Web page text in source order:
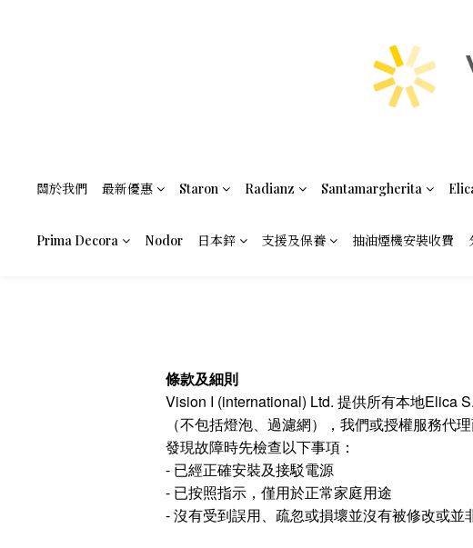
關於我們 最新優惠 Staron Radianz Santamargherita
Prima Decora Nodor 日本鋅 支援及保養 抽油煙機安裝收費
條款及細則
Vision I (international) Ltd. 提供所有本地Elica
（不包括燈泡、過濾網），我們或授權服務代
發現故障時先檢查以下事項：
- 已經正確安裝及接駁電源
- 已按照指示，僅用於正常家庭用途
- 沒有受到誤用、疏忽或損壞並沒有被修改或並